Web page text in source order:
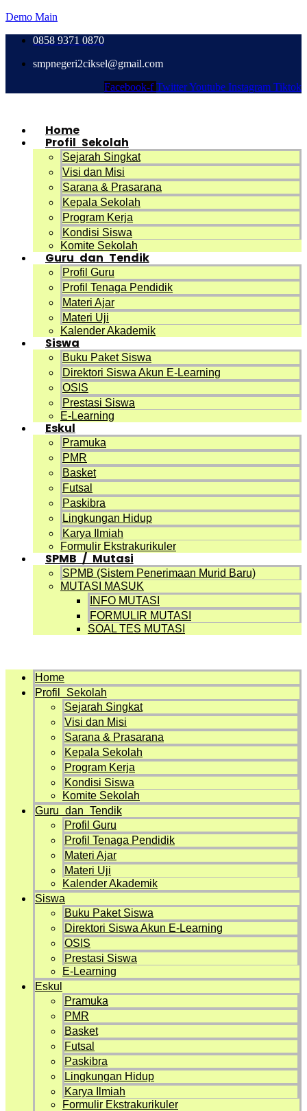
Demo Main
0858 9371 0870
smpnegeri2ciksel@gmail.com
Facebook-f TwitterYoutube Instagram Tiktok
Home
Profil Sekolah
Sejarah Singkat
Visi dan Misi
Sarana & Prasarana
Kepala Sekolah
Program Kerja
Kondisi Siswa
Komite Sekolah
Guru dan Tendik
Profil Guru
Profil Tenaga Pendidik
Materi Ajar
Materi Uji
Kalender Akademik
Siswa
Buku Paket Siswa
Direktori Siswa Akun E-Learning
OSIS
Prestasi Siswa
E-Learning
Eskul
Pramuka
PMR
Basket
Futsal
Paskibra
Lingkungan Hidup
Karya Ilmiah
Formulir Ekstrakurikuler
SPMB / Mutasi
SPMB (Sistem Penerimaan Murid Baru)
MUTASI MASUK
INFO MUTASI
FORMULIR MUTASI
SOAL TES MUTASI
Home
Profil Sekolah
Sejarah Singkat
Visi dan Misi
Sarana & Prasarana
Kepala Sekolah
Program Kerja
Kondisi Siswa
Komite Sekolah
Guru dan Tendik
Profil Guru
Profil Tenaga Pendidik
Materi Ajar
Materi Uji
Kalender Akademik
Siswa
Buku Paket Siswa
Direktori Siswa Akun E-Learning
OSIS
Prestasi Siswa
E-Learning
Eskul
Pramuka
PMR
Basket
Futsal
Paskibra
Lingkungan Hidup
Karya Ilmiah
Formulir Ekstrakurikuler